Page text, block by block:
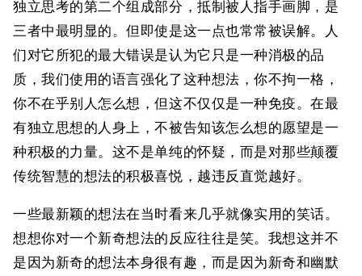
独立思考的第二个组成部分，抵制被人指手画脚，是
三者中最明显的。但即使是这一点也常常被误解。人
们对它所犯的最大错误是认为它只是一种消极的品
质，我们使用的语言强化了这种想法，你不拘一格，
你不在乎别人怎么想，但这不仅仅是一种免疫。在最
有独立思想的人身上，不被告知该怎么想的愿望是一
种积极的力量。这不是单纯的怀疑，而是对那些颠覆
传统智慧的想法的积极喜悦，越违反直觉越好。
一些最新颖的想法在当时看来几乎就像实用的笑话。
想想你对一个新奇想法的反应往往是笑。我想这并不
是因为新奇的想法本身很有趣，而是因为新奇和幽默